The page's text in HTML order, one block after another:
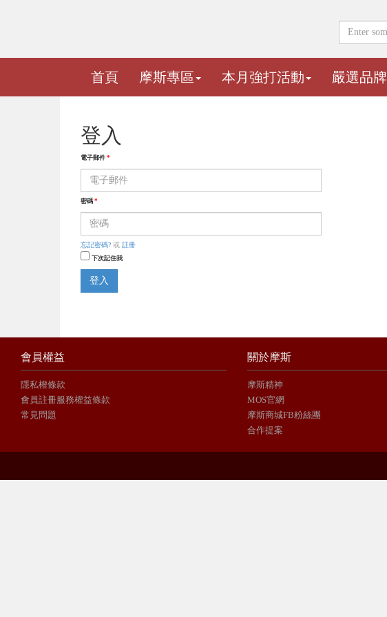
首頁 摩斯專區 本月強打活動 嚴選品牌
登入
電子郵件 *
密碼 *
忘記密碼? 或 註冊
下次記住我
登入
會員權益
隱私權條款
會員註冊服務權益條款
常見問題
關於摩斯
摩斯精神
MOS官網
摩斯商城FB粉絲團
合作提案